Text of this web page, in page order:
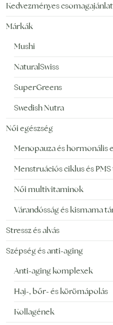
Kedvezményes
Márkák
Mushi
NaturalSwiss
SuperGreens
Swedish Nutra
Női egészség
Menopauza és hormonális
Menstruációs ciklus és
Női multivitaminok
Várandósság és kismama
Stressz és alvás
Szépség és anti-aging
Anti-aging komplexek
Haj-, bőr- és körömápolás
Kollagének